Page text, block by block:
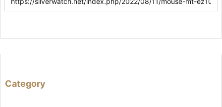
Category